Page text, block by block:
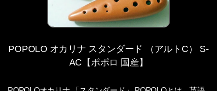
POPOLO オカリナ スタンダード （アルトC） S-
AC【ポポロ 国産】